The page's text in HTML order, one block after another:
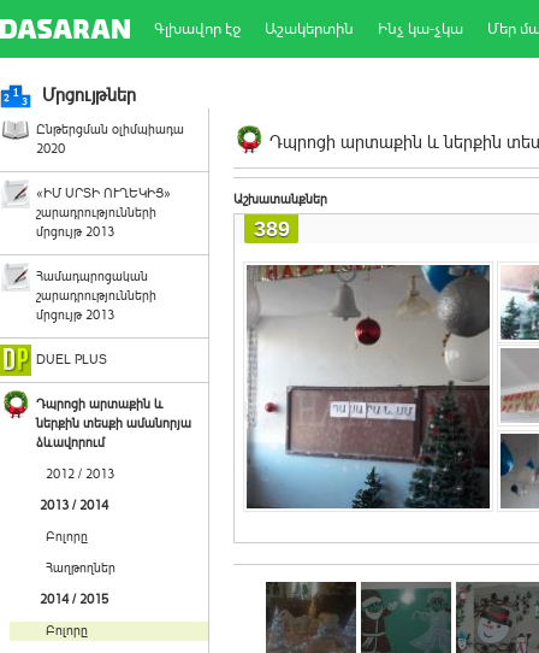
Գլխավոր էջ Աշակերտին Ինչ կա-չկա Մեր
Մրցույթներ
Ընթերցման օլիմպիադա
2020
«ԻՄ ՍՐՏԻ ՈՒՂԵԿԻՑ»
շարադրությունների
մրցույթ 2013
Համադպրոցական
շարադրությունների
մրցույթ 2013
DUEL PLUS
Դպրոցի արտաքին և
ներքին տեսքի ամանորյա
ձևավորում
2012 / 2013
2013 / 2014
Բոլորը
Հաղթողներ
2014 / 2015
Բոլորը
Դպրոցի արտաքին և ներքին
Աշխատանքներ
389